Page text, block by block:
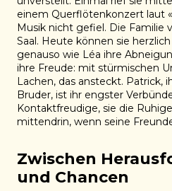
einem Querflötenkonzert laut
Musik nicht gefiel. Die Familie
Saal. Heute können sie
genauso wie Léa ihre
ihre Freude: mit stürmischen
Lachen, das ansteckt. Patrick,
Bruder, ist ihr engster
Kontaktfreudige, sie die
mittendrin, wenn seine
Zwischen
und Chancen